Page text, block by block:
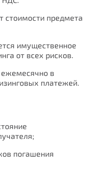
стоимости предмета
имущественное
от всех рисков.
ежемесячно в
платежей.
погашения